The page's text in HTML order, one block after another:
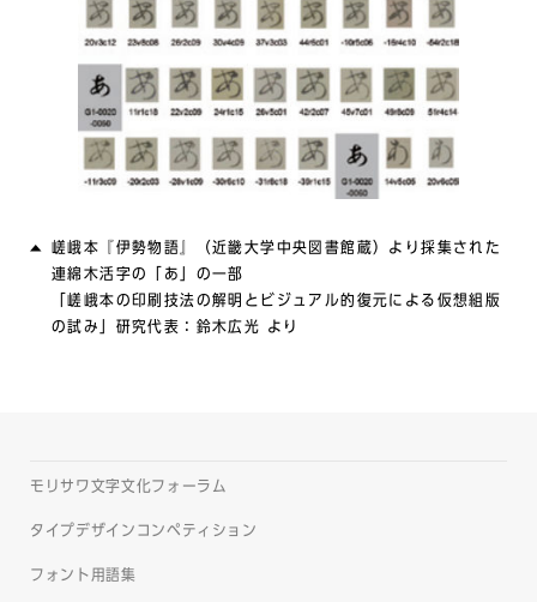
嵯峨本『伊勢物語』（近畿大学中央図書館蔵）より採集された
連綿木活字の「あ」の一部
「嵯峨本の印刷技法の解明とビジュアル的復元による仮想組版
の試み」研究代表：鈴木広光 より
モリサワ文字文化フォーラム
タイプデザインコンペティション
フォント用語集